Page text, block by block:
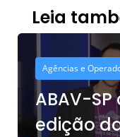
Leia
Agências e
ABAV-
edição